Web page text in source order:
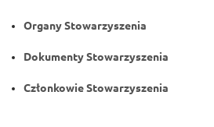
Organy Stowarzyszenia
Dokumenty Stowarzyszenia
Członkowie Stowarzyszenia